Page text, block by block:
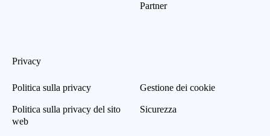
Partner
Privacy
Politica sulla privacy
Politica sulla privacy del sito
web
Gestione dei cookie
Sicurezza